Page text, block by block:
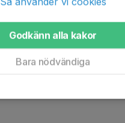
Godkänn alla kakor
Bara nödvändiga